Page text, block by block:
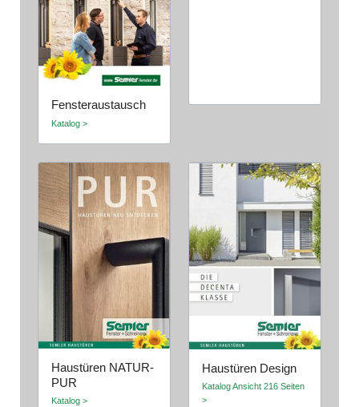
Fensteraustausch
Katalog >
Haustüren NATUR-
PUR
Katalog >
Haustüren Design
Katalog Ansicht 216 Seiten
>